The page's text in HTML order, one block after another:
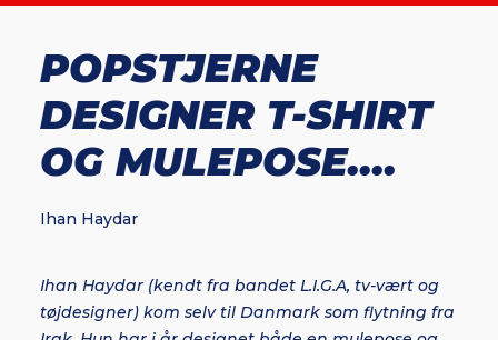
POPSTJERNE
DESIGNER T-SHIRT
OG MULEPOSE....
Ihan Haydar
Ihan Haydar (kendt fra bandet L.I.G.A, tv-vært og
tøjdesigner) kom selv til Danmark som flytning fra